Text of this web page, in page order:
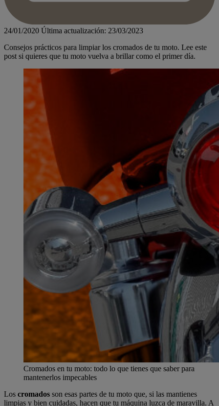
24/01/2020 Última actualización: 23/03/2023
Consejos prácticos para limpiar los cromados de tu moto. Lee este
post si quieres que tu moto vuelva a brillar como el primer día.
Cromados en tu moto: todo lo que tienes que saber para
mantenerlos impecables
Los cromados son esas partes de tu moto que, si las mantienes
limpias y bien cuidadas, hacen que tu máquina luzca de maravilla. A